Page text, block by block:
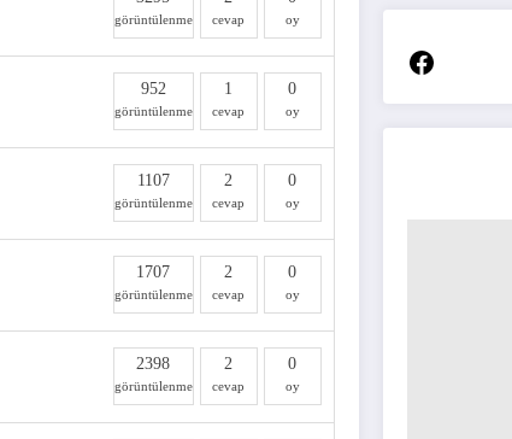
görüntülenme cevap oy
952
görüntülenme
1
cevap
0
oy
1107
görüntülenme
2
cevap
0
oy
1707
görüntülenme
2
cevap
0
oy
2398
görüntülenme
2
cevap
0
oy
Facebook